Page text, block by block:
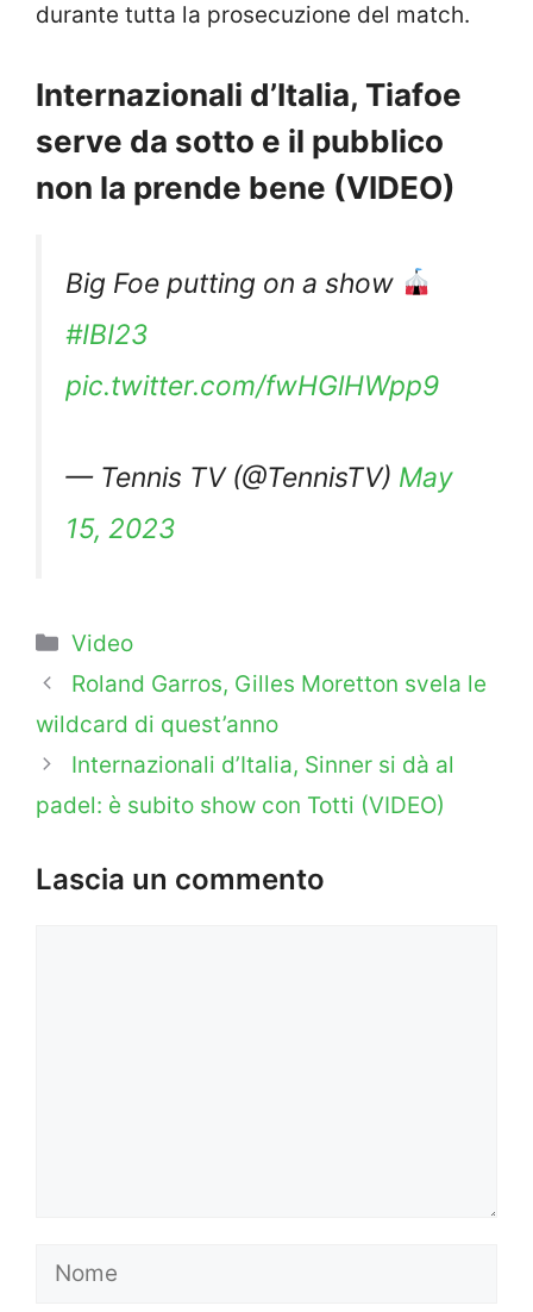
durante tutta la prosecuzione del match.
Internazionali d’Italia, Tiafoe
serve da sotto e il pubblico
non la prende bene (VIDEO)
Big Foe putting on a show
#IBI23
pic.twitter.com/fwHGlHWpp9
— Tennis TV (@TennisTV) May
15, 2023
Categorie
Video
Roland Garros, Gilles Moretton svela le
wildcard di quest’anno
Internazionali d’Italia, Sinner si dà al
padel: è subito show con Totti (VIDEO)
Lascia un commento
Nome